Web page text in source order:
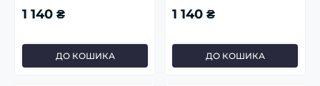
1 140 ₴
ДО КОШИКА
1 140 ₴
ДО КОШИКА